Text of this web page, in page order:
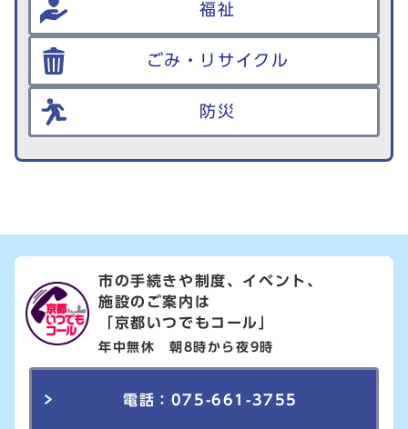
福祉
ごみ・リサイクル
防災
市の手続きや制度、イベント、
施設のご案内は
「京都いつでもコール」
年中無休 朝8時から夜9時
電話：075-661-3755